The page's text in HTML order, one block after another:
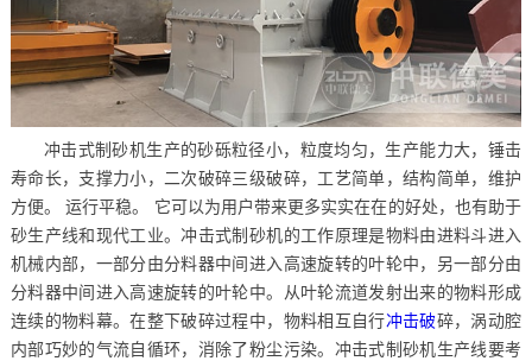
冲击式制砂机生产的砂砾粒径小，粒度均匀，生产能力大，锤击
寿命长，支撑力小，二次破碎三级破碎，工艺简单，结构简单，维护
方便。 运行平稳。 它可以为用户带来更多实实在在的好处，也有助于
砂生产线和现代工业。冲击式制砂机的工作原理是物料由进料斗进入
机械内部，一部分由分料器中间进入高速旋转的叶轮中，另一部分由
分料器中间进入高速旋转的叶轮中。从叶轮流道发射出来的物料形成
连续的物料幕。在整下破碎过程中，物料相互自行冲击破碎，涡动腔
内部巧妙的气流自循环，消除了粉尘污染。冲击式制砂机生产线要考